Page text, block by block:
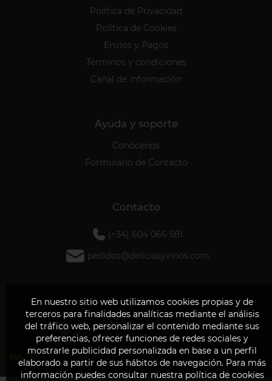
En nuestro sitio web utilizamos cookies propias y de
terceros para finalidades analíticas mediante el análisis
del tráfico web, personalizar el contenido mediante sus
preferencias, ofrecer funciones de redes sociales y
mostrarle publicidad personalizada en base a un perfil
elaborado a partir de sus hábitos de navegación. Para más
información puedes consultar nuestra política de cookies
Política de Privacidad
Política de Cookies
Envíos y Pagos
Terminos y condiciones
Canal de información
Ayuda y soporte
Conócenos
Formulario de Contacto
Contacto
(+34) 604 066 581
pedidos@deliciasyvinos.com
Dirección
Rúa da Industria, 93
27003 - Polígono del Ceao (LUGO)